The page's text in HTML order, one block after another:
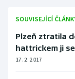
Ostatní
SOUVISEJÍCÍ
Plzeň ztratila
hattrickem ji
17. 2. 2017